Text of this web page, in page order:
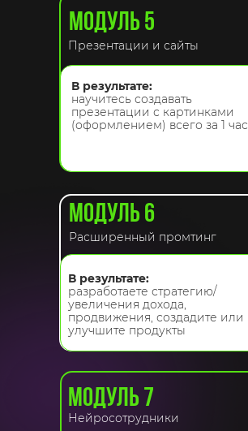
МОДУЛЬ 7
Нейросотрудники
Расширенный промтинг
В результате:
разработаете стратегию/
увеличения дохода,
продвижения, создадите или
улучшите продукты
МОДУЛЬ 6
В результате:
научитесь создавать
презентации с картинками
(оформлением) всего за 1 час
МОДУЛЬ 5
Презентации и сайты